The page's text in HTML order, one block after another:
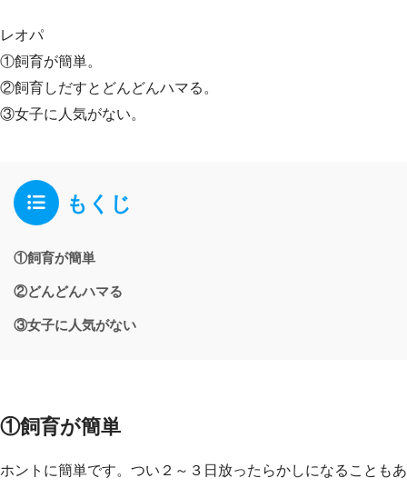
レオパ
①飼育が簡単。
②飼育しだすとどんどんハマる。
③女子に人気がない。
もくじ
①飼育が簡単
②どんどんハマる
③女子に人気がない
①飼育が簡単
ホントに簡単です。つい２～３日放ったらかしになることもあ